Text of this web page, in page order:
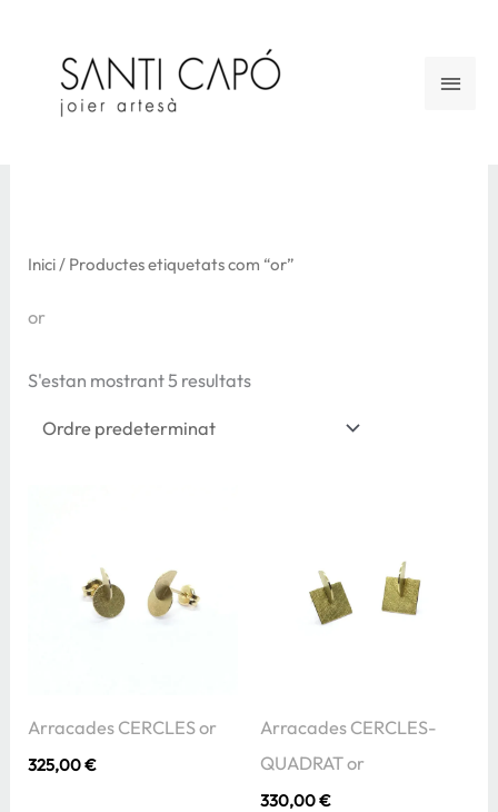
contingut
Menú
Inici/ Productes etiquetats com “or”
or
S'estan mostrant 5 resultats
Arracades CERCLES or
325,00€
Arracades CERCLES-
QUADRAT or
330,00€